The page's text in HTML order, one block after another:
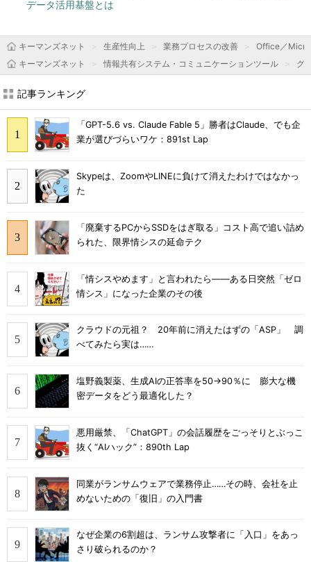
データ活用基盤とは
キーマンズネット 生産性向上 業務プロセスの改善
Office／
キーマンズネット
情報共有システム・コミュニケーションツール グ
記事ランキング
「GPT-5.6 vs. Claude Fable 5」勝者はClaude、でも企
業が選びづらいワケ：891st Lap
Skypeは、ZoomやLINEに負けて消えたわけではなかっ
た
「廃棄するPCからSSDをはぎ取る」コスト高で追い詰め
られた、限界情シスの延命テク
「情シスやめます」と言われたら――ある日突然「ゼロ
情シス」になった企業のその後
クラウドの元祖？ 20年前に消えたはずの「ASP」 調
べてみたら実は……
塩野義製薬、生成AIの正答率を50→90％に 膨大な機
密データをどう最適化した？
悪用厳禁、「ChatGPT」の会話履歴をごっそりとぶっこ
抜く“AIハック”：890th Lap
同業がランサムウェアで業務停止……その時、会社を止
めないための「復旧」の入門書
なぜ企業の6割超は、ランサム攻撃者に「入口」をあっ
さり破られるのか？